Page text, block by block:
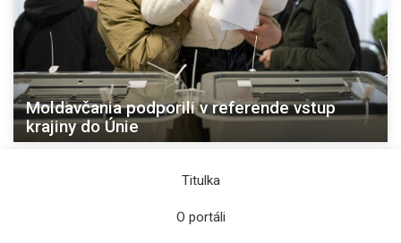
Moldavčania podporili v referende vstup
krajiny do Únie
Titulka
O portáli